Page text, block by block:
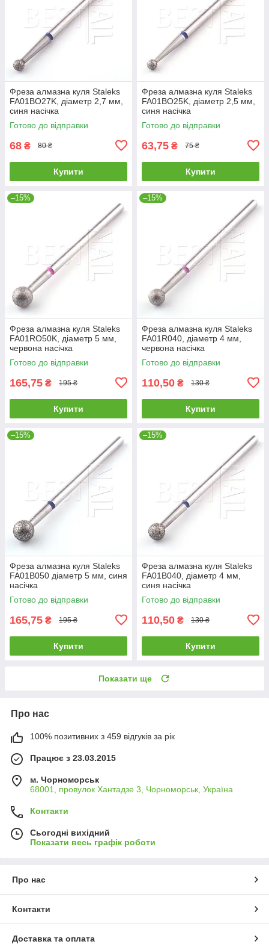
Фреза алмазна куля Staleks
FA01BO27K, діаметр 2,7 мм,
синя насічка
Готово до відправки
68 ₴ 80 ₴
Купити
Фреза алмазна куля Staleks
FA01BO25K, діаметр 2,5 мм,
синя насічка
Готово до відправки
63,75 ₴ 75 ₴
Купити
–15%
Фреза алмазна куля Staleks
FA01RO50K, діаметр 5 мм,
червона насічка
Готово до відправки
165,75 ₴ 195 ₴
Купити
–15%
Фреза алмазна куля Staleks
FA01R040, діаметр 4 мм,
червона насічка
Готово до відправки
110,50 ₴ 130 ₴
Купити
–15%
Фреза алмазна куля Staleks
FA01B050 діаметр 5 мм, синя
насічка
Готово до відправки
165,75 ₴ 195 ₴
Купити
–15%
Фреза алмазна куля Staleks
FA01B040, діаметр 4 мм,
синя насічка
Готово до відправки
110,50 ₴ 130 ₴
Купити
Показати ще
Про нас
100% позитивних з 459 відгуків за рік
Працює з 23.03.2015
м. Чорноморськ
68001, провулок Хантадзе 3, Чорноморськ, Україна
Контакти
Сьогодні вихідний
Показати весь графік роботи
Про нас
Контакти
Доставка та оплата